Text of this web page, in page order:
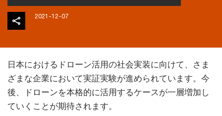
2021-12-07
日本におけるドローン活用の社会実装に向けて、さま
ざまな企業において実証実験が進められています。今
後、ドローンを本格的に活用するケースが一層増加し
ていくことが期待されます。